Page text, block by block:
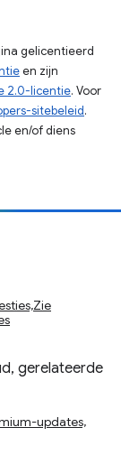
gelicentieerd
en zijn
2.0-licentie. Voor
sitebeleid.
en/of diens
gerelateerde
updates,